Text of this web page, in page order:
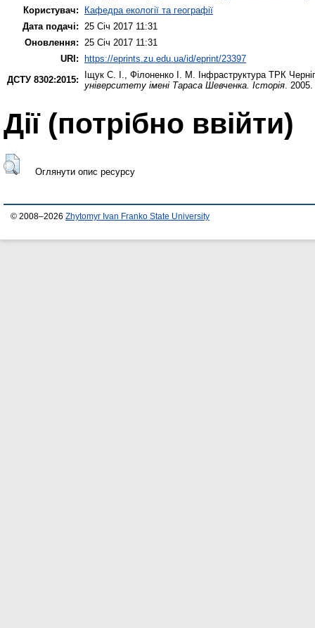
Користувач:
Кафедра екології та географії
Дата подачі:
25 Січ 2017 11:31
Оновлення:
25 Січ 2017 11:31
URI: https://eprints.zu.edu.ua/id/eprint/23397
ДСТУ 8302:2015:
Іщук С. І. Філоненко І. М.
Інфраструктура ТРК
університету імені Тараса Шевченка. Історія .
Дії ​​(потрібно ввійти)
Оглянути опис ресурсу
© 2008–2026 Zhytomyr Ivan Franko State University